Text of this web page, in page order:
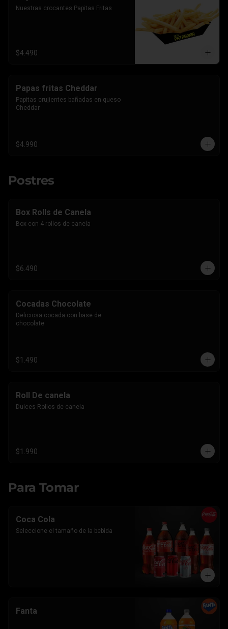
Nuestras crocantes Papitas Fritas
$4.490
Papas fritas Cheddar
Papitas crujientes bañadas en queso
Cheddar
$4.990
Postres
Box Rolls de Canela
Box con 4 rollos de canela
$6.490
Cocadas Chocolate
Deliciosa cocada con base de
chocolate
$1.490
Roll De canela
Dulces Rollos de canela
$1.990
Para Tomar
Coca Cola
Seleccione el tamaño de la bebida
Fanta